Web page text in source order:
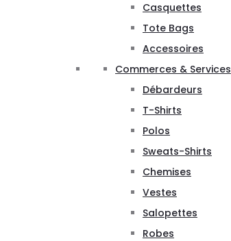
Casquettes
Tote Bags
Accessoires
Commerces & Services
Débardeurs
T-Shirts
Polos
Sweats-Shirts
Chemises
Vestes
Salopettes
Robes